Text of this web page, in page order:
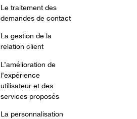
Le traitement des
demandes de contact
La gestion de la
relation client
L’amélioration de
l’expérience
utilisateur et des
services proposés
La personnalisation